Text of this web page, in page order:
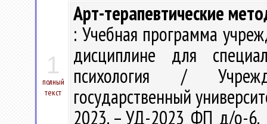
1
полный
текст
Арт-терапевтические
: Учебная программа
дисциплине для
психология /
государственный
2023. – УД-2023_ФП_д/о-6.